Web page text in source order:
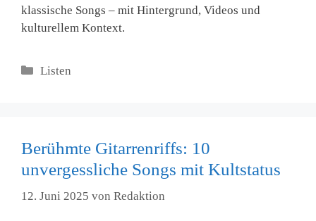
klassische Songs – mit Hintergrund, Videos und
kulturellem Kontext.
Kategorien
Listen
Berühmte Gitarrenriffs: 10
unvergessliche Songs mit Kultstatus
12. Juni 2025 von Redaktion